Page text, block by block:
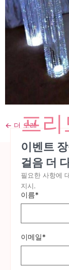
← 더 오래
프리
이벤트
걸음 더
필요한 사항에
지시.
이름*
이메일*